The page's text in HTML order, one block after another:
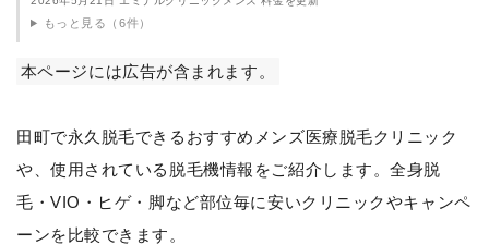
もっと見る（6件）
本ページには広告が含まれます。
田町で永久脱毛できるおすすめメンズ医療脱毛クリニック
や、使用されている脱毛機情報をご紹介します。全身脱
毛・VIO・ヒゲ・脚など部位毎に安いクリニックやキャンペ
ーンを比較できます。